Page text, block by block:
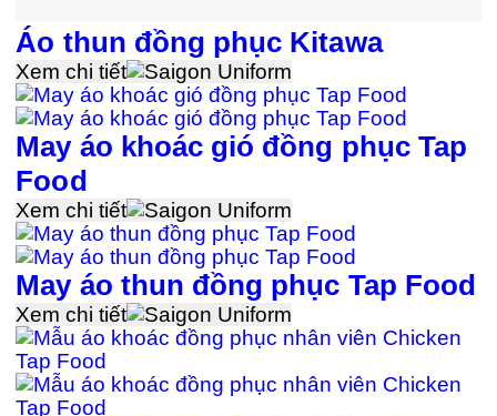
Áo thun đồng phục Kitawa
Xem chi tiết
May áo khoác gió đồng phục Tap
Food
Xem chi tiết
May áo thun đồng phục Tap Food
Xem chi tiết